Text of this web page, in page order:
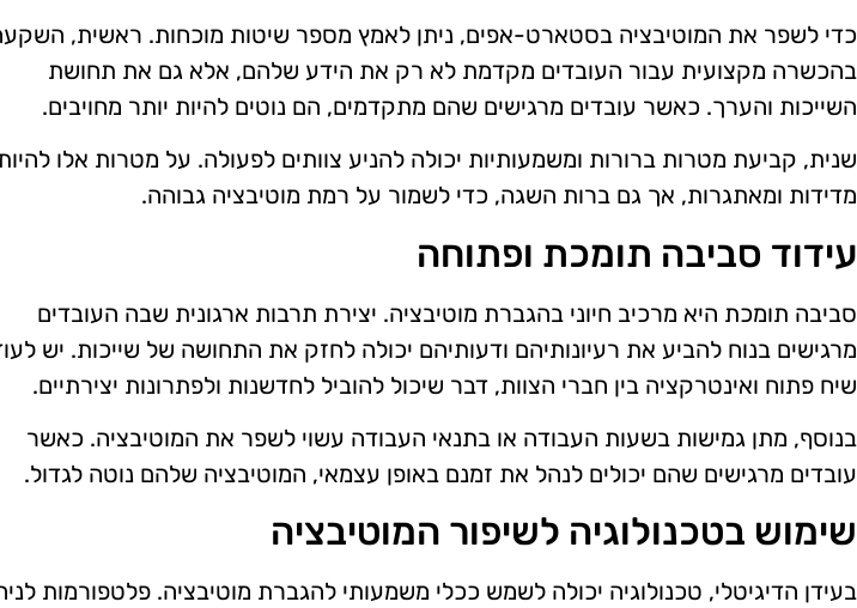
כדי לשפר את המוטיבציה בסטארט-אפים, ניתן לאמץ מספר שיטות מוכחות. ראשית,
בהכשרה מקצועית עבור העובדים מקדמת לא רק את הידע שלהם, אלא גם את תחושת
השייכות והערך. כאשר עובדים מרגישים שהם מתקדמים, הם נוטים להיות יותר מחויבים.
שנית, קביעת מטרות ברורות ומשמעותיות יכולה להניע צוותים לפעולה. על מטרות אלו
מדידות ומאתגרות, אך גם ברות השגה, כדי לשמור על רמת מוטיבציה גבוהה.
עידוד סביבה תומכת ופתוחה
סביבה תומכת היא מרכיב חיוני בהגברת מוטיבציה. יצירת תרבות ארגונית שבה העובדים
מרגישים בנוח להביע את רעיונותיהם ודעותיהם יכולה לחזק את התחושה של שייכות. יש
שיח פתוח ואינטרקציה בין חברי הצוות, דבר שיכול להוביל לחדשנות ולפתרונות יצירתיים.
בנוסף, מתן גמישות בשעות העבודה או בתנאי העבודה עשוי לשפר את המוטיבציה. כאשר
עובדים מרגישים שהם יכולים לנהל את זמנם באופן עצמאי, המוטיבציה שלהם נוטה לגדול.
שימוש בטכנולוגיה לשיפור המוטיבציה
בעידן הדיגיטלי, טכנולוגיה יכולה לשמש ככלי משמעותי להגברת מוטיבציה. פלטפורמות